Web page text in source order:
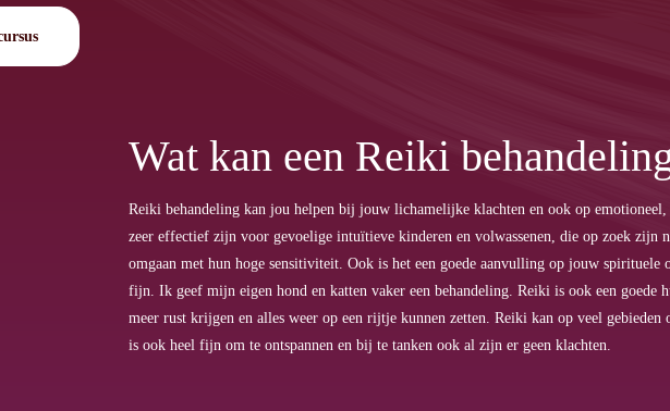
Wat kan een Reiki
Reiki behandeling kan jou helpen bij jouw lichamelijke klachten en ook op
zeer effectief zijn voor gevoelige intuïtieve kinderen en volwassenen, die op zoek zijn
omgaan met hun hoge sensitiviteit. Ook is het een goede aanvulling op jouw
fijn. Ik geef mijn eigen hond en katten vaker een behandeling. Reiki is ook een goede
meer rust krijgen en alles weer op een rijtje kunnen zetten. Reiki kan op veel gebieden
is ook heel fijn om te ontspannen en bij te tanken ook al zijn er geen klachten.